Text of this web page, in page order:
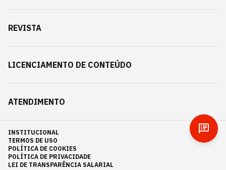
REVISTA
LICENCIAMENTO DE CONTEÚDO
ATENDIMENTO
INSTITUCIONAL
TERMOS DE USO
POLÍTICA DE COOKIES
POLÍTICA DE PRIVACIDADE
LEI DE TRANSPARÊNCIA SALARIAL